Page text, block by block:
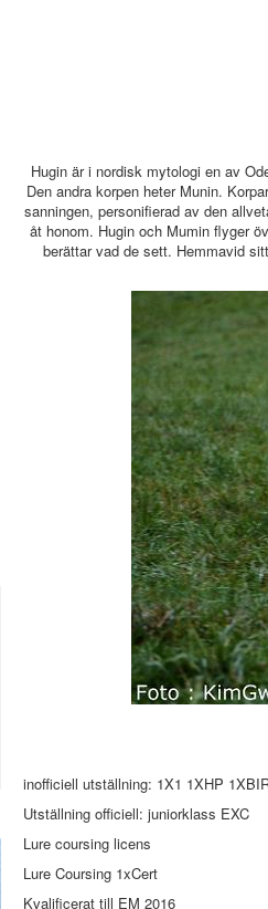
Hugin är i nordisk mytologi en av
Den andra korpen heter Munin.
sanningen, personifierad av den
åt honom. Hugin och Mumin flyger
berättar vad de sett. Hemmavid
inofficiell utställning: 1X1 1XHP
Utställning officiell: juniorklass EXC
Lure coursing licens
Lure Coursing 1xCert
Kvalificerat till EM 2016